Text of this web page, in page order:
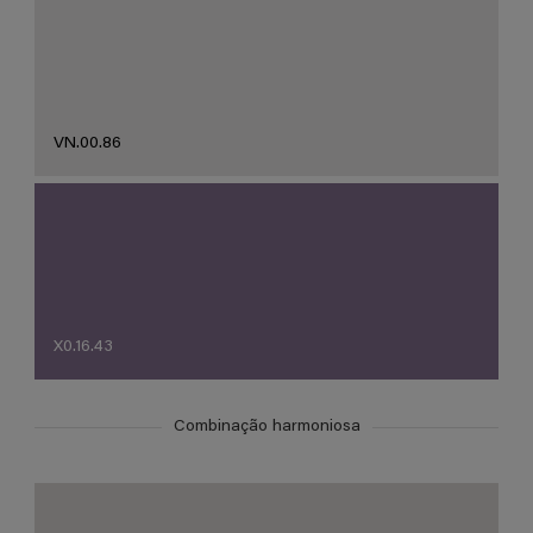
VN.00.86
X0.16.43
Combinação harmoniosa